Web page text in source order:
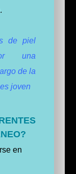
de piel
una
de la
joven
en